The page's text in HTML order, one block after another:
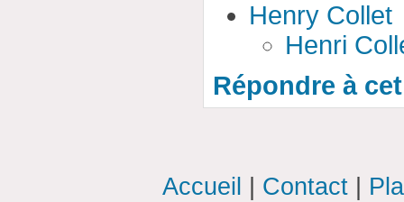
Henry Collet
Henri
Répondre à
Accueil Contact